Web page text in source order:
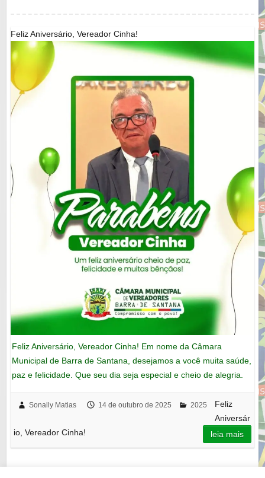
Feliz Aniversário, Vereador Cinha!
Feliz Aniversário, Vereador Cinha! Em nome da Câmara
Municipal de Barra de Santana, desejamos a você muita saúde,
paz e felicidade. Que seu dia seja especial e cheio de alegria.
Sonally Matias 14 de outubro de 2025 2025
Feliz
Aniversár
io, Vereador Cinha!
leia mais